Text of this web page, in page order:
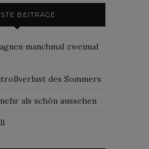
BEITRÄGE
manchmal zweimal
des Sommers
als schön aussehen